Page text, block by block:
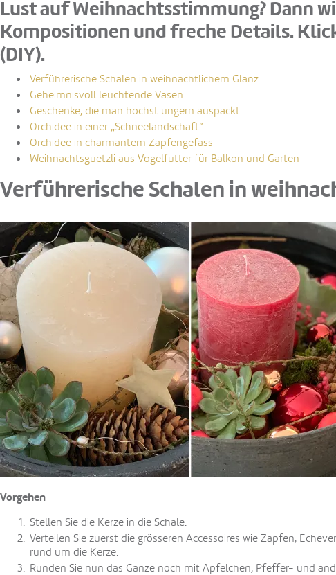
Lust auf Weihnachtsstimmung? Dann
Kompositionen und freche Details.
(DIY).
Verführerische Schalen in weihnachtlichem Glanz
Geheimnisvoll leuchtende Vasen
Geschenke, die man höchst ungern auspackt
Orchidee in einer „Schneelandschaft“
Orchidee in charmantem Zapfengefäss
Weihnachtsguetzli aus Vogelfutter für Balkon und Garten
Verführerische Schalen in
Vorgehen
Stellen Sie die Kerze in die Schale.
Verteilen Sie zuerst die grösseren Accessoires wie Zapfen,
rund um die Kerze.
Runden Sie nun das Ganze noch mit Äpfelchen, Pfeffer- und